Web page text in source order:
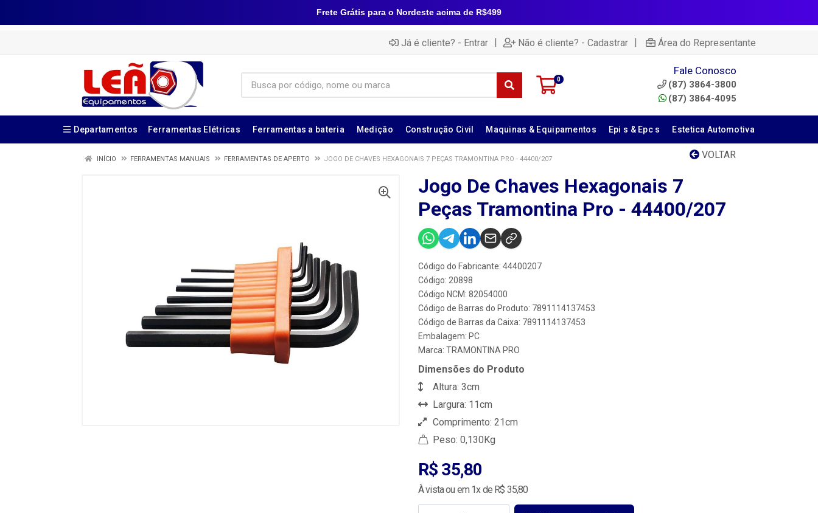
Já é cliente? - Entrar | Não é cliente? - Cadastrar | Área do Representante
0
Fale Conosco
(87) 3864-3800
(87) 3864-4095
Frete Grátis para o Nordeste acima de R$499
Departamentos Ferramentas Elétricas Ferramentas a bateria Medição Construção Civil Maquinas & Equipamentos Epi s & Epc s Estetica Automotiva
VOLTAR
INÍCIO FERRAMENTAS MANUAIS FERRAMENTAS DE APERTO JOGO DE CHAVES HEXAGONAIS 7 PEÇAS TRAMONTINA PRO - 44400/207
Jogo De Chaves Hexagonais 7
Peças Tramontina Pro - 44400/207
Código do Fabricante: 44400207
Código: 20898
Código NCM: 82054000
Código de Barras do Produto: 7891114137453
Código de Barras da Caixa: 7891114137453
Embalagem: PC
Marca: TRAMONTINA PRO
Dimensões do Produto
Altura: 3cm
Largura: 11cm
Comprimento: 21cm
Peso: 0,130Kg
R$ 35,80
À vista ou em 1x de R$ 35,80